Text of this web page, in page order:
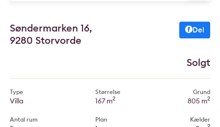
Søndermarken 16,
9280 Storvorde
Del
Solgt
Type
Villa
Antal rum
Størrelse
167 m2
Plan
Grund
805 m2
Kælder